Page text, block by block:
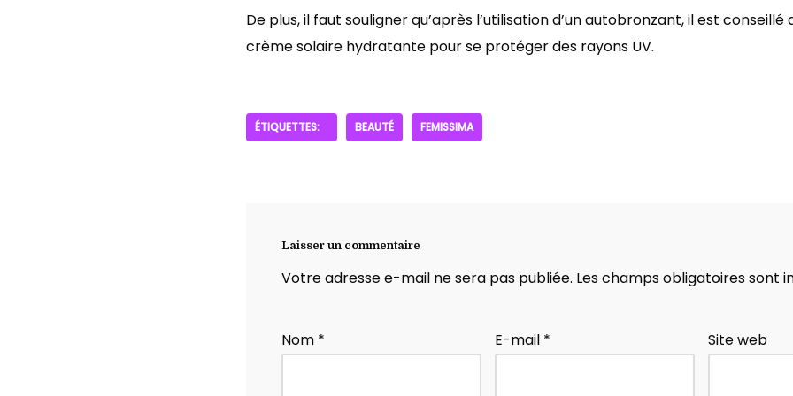
De plus, il faut souligner qu’après l’utilisation d’un autobronzant, il est conseillé
crème solaire hydratante pour se protéger des rayons UV.
ÉTIQUETTES: BEAUTÉ FEMISSIMA
Laisser un commentaire
Votre adresse e-mail ne sera pas publiée. Les champs obligatoires sont
Nom * E-mail * Site web